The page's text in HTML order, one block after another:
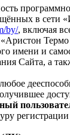
в сети
by/, включая
Термо
имени и
Сайта, а